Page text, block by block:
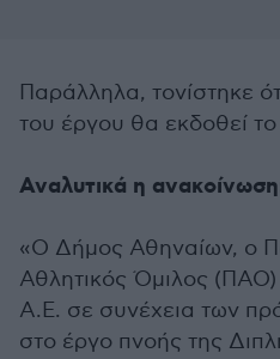
Παράλληλα, τονίστηκε
του έργου θα εκδοθεί
Αναλυτικά η
«Ο Δήμος Αθηναίων, ο
Αθλητικός Όμιλος
Α.Ε. σε συνέχεια των
στο έργο πνοής της